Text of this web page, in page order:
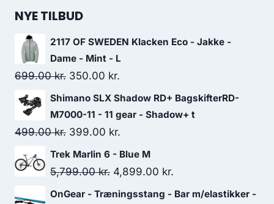
NYE TILBUD
2117 OF SWEDEN Klacken Eco - Jakke -
Dame - Mint - L
699.00kr. Original
price
was:
699.00 kr..
350.00 kr.
price
is:
Shimano SLX Shadow RD+ BagskifterRD-
M7000-11 - 11 gear - Shadow+ t
499.00kr. Original
price
was:
399.00 kr.
price
is:
Trek Marlin 6 - Blue M
5,799.00kr. Original
price
4,899.00 kr.
price
OnGear - Træningsstang - Bar m/elastikker -